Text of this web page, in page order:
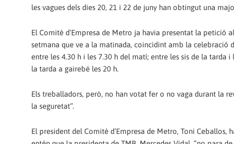
les vagues dels dies 20, 21 i 22 de juny han obtingut una
El Comitè d’Empresa de Metro ja havia presentat la petició
setmana que ve a la matinada, coincidint amb la celebració
entre les 4.30 h i les 7.30 h del matí; entre les sis de la tarda
la tarda a gairebé les 20 h.
Els treballadors, però, no han votat fer o no vaga durant la
la seguretat”.
El president del Comitè d’Empresa de Metro, Toni Ceballos,